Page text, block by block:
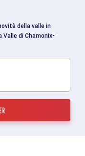
della valle in
di Chamonix-